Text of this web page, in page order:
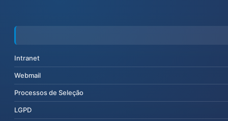
Intranet
Webmail
Processos de Seleção
LGPD